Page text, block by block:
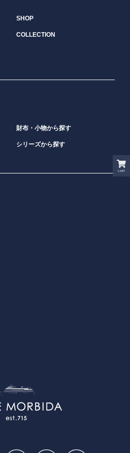
CART
SHOP
COLLECTION
財布・小物から探す
シリーズから探す